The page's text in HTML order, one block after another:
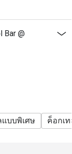
@
แบบพิเศษ ค็อกเทล